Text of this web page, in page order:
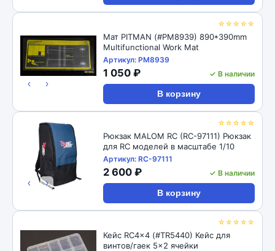
☆☆☆☆☆
‹ ›
Мат PITMAN (#PM8939) 890*390mm
Multifunctional Work Mat
Артикул: PM8939
1 050 ₽ ✓ В наличии
В корзину
☆☆☆☆☆
‹ ›
Рюкзак MALOM RC (RC-97111) Рюкзак
для RC моделей в масштабе 1/10
Артикул: RC-97111
2 600 ₽ ✓ В наличии
В корзину
☆☆☆☆☆
Кейс RC4x4 (#TR5440) Кейс для
винтов/гаек 5x2 ячейки